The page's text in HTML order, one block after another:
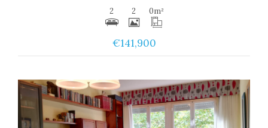
2 2 0m²
€141,900